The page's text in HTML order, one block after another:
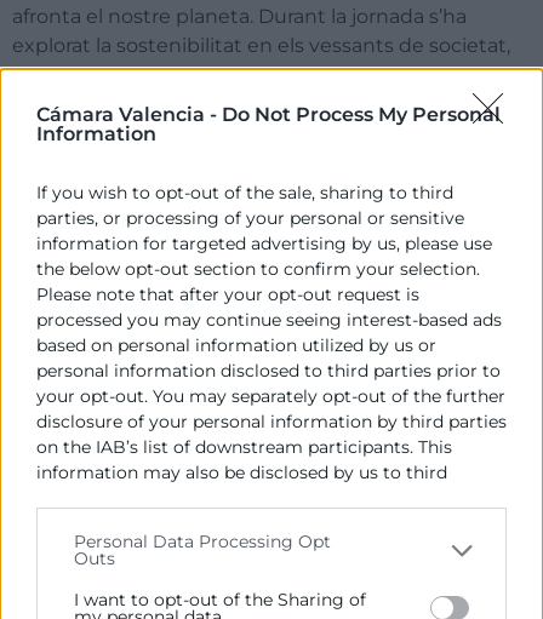
Cámara Valencia - Do Not Process My Personal
Information
If you wish to opt-out of the sale, sharing to third
parties, or processing of your personal or sensitive
information for targeted advertising by us, please use
the below opt-out section to confirm your selection.
Please note that after your opt-out request is
processed you may continue seeing interest-based ads
based on personal information utilized by us or
personal information disclosed to third parties prior to
your opt-out. You may separately opt-out of the further
disclosure of your personal information by third parties
on the IAB’s list of downstream participants. This
information may also be disclosed by us to third
Please note that this website/app uses one or more
Google services and may gather and store information
Personal Data Processing Opt
Outs
I want to opt-out of the Sharing of
afronta el nostre planeta. Durant la jornada s’ha
explorat la sostenibilitat en els vessants de societat,
economia i medi ambient.
També han participat en el fòrum el director general
General d’Energia de la Comissió Europea,
Manuel
Rivas Rábago, qui ha oferit una visió detallada i
pràctica sobre com superar els desafiaments i
aprofitar les oportunitats d’esta transició energètica.
La sessió s’ha completat amb taules redones sobre
polítiques públiques i paper de l’administració,
competències i habilitats per als professionals de la
sostenibilitat i comunicació com a palanca per a
accelerar la transformació sostenible.
El Fòrum d’Energia Energy Green Summit 2024 ha
abordat la descarbonització com un dels principals
cavalls de batalla de la transició verda. El calendari
atenció a la descarbonització. En tot just 6 anys,